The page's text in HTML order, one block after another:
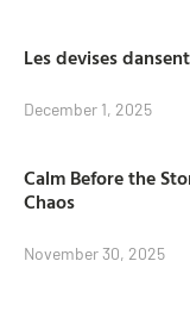
Les devises
December 1, 2025
Calm Before the
Chaos
November 30, 2025